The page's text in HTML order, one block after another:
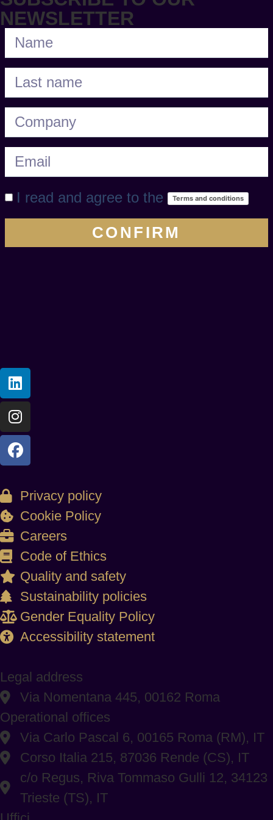
NEWSLETTER
I read and agree to the Terms and conditions
CONFIRM
Privacy policy
Cookie Policy
Careers
Code of Ethics
Quality and safety
Sustainability policies
Gender Equality Policy
Accessibility statement
Legal address
Via Nomentana 445, 00162 Roma
Operational offices
Via Carlo Pascal 6, 00165 Roma (RM), IT
Corso Italia 215, 87036 Rende (CS), IT
c/o Regus, Riva Tommaso Gulli 12, 34123
Trieste (TS), IT